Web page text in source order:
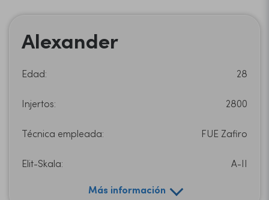
Alexander
Edad: 28
Injertos: 2800
Técnica empleada: FUE Zafiro
Elit-Skala:
A-II
Más información